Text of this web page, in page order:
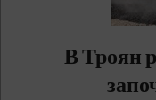
В Троян